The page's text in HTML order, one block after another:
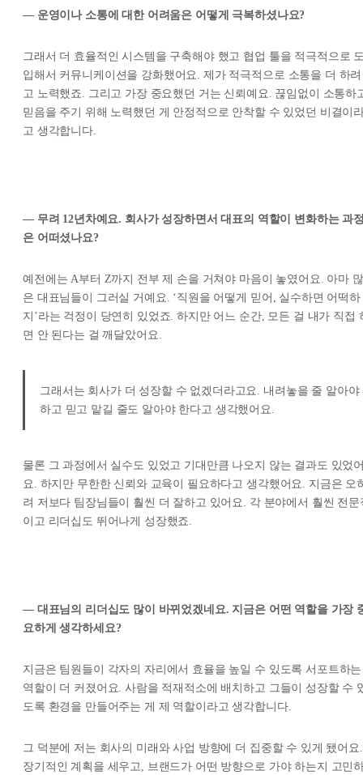
— 운영이나 소통에 대한 어려움은 어떻게 극복하셨나요?
그래서 더 효율적인 시스템을 구축해야 했고 협업 툴을 적극적으로
입해서 커뮤니케이션을 강화했어요. 제가 적극적으로 소통을 더 하려
고 노력했죠. 그리고 가장 중요했던 거는 신뢰예요. 끊임없이 소통하
믿음을 주기 위해 노력했던 게 안정적으로 안착할 수 있었던 비결이
고 생각합니다.
— 무려 12년차예요. 회사가 성장하면서 대표의 역할이 변화하는 과
은 어떠셨나요?
예전에는 A부터 Z까지 전부 제 손을 거쳐야 마음이 놓였어요. 아마 많
은 대표님들이 그러실 거예요. ‘직원을 어떻게 믿어, 실수하면 어떡하
지’라는 걱정이 당연히 있었죠. 하지만 어느 순간, 모든 걸 내가 직접
면 안 된다는 걸 깨달았어요.
그래서는 회사가 더 성장할 수 없겠더라고요. 내려놓을 줄 알아야
하고 믿고 맡길 줄도 알아야 한다고 생각했어요.
물론 그 과정에서 실수도 있었고 기대만큼 나오지 않는 결과도 있었
요. 하지만 무한한 신뢰와 교육이 필요하다고 생각했어요. 지금은 오
려 저보다 팀장님들이 훨씬 더 잘하고 있어요. 각 분야에서 훨씬 전문
이고 리더십도 뛰어나게 성장했죠.
— 대표님의 리더십도 많이 바뀌었겠네요. 지금은 어떤 역할을 가장
요하게 생각하세요?
지금은 팀원들이 각자의 자리에서 효율을 높일 수 있도록 서포트하는
역할이 더 커졌어요. 사람을 적재적소에 배치하고 그들이 성장할 수
도록 환경을 만들어주는 게 제 역할이라고 생각합니다.
그 덕분에 저는 회사의 미래와 사업 방향에 더 집중할 수 있게 됐어요.
장기적인 계획을 세우고, 브랜드가 어떤 방향으로 가야 하는지 고민